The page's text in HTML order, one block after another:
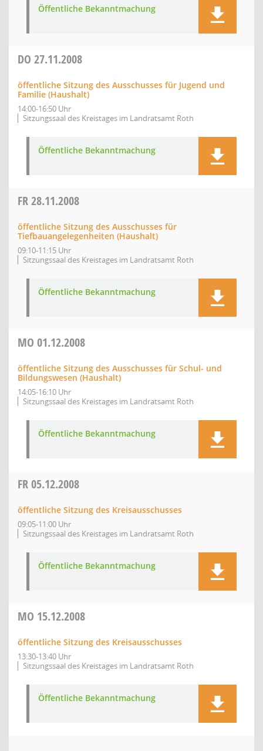
Öffentliche Bekanntmachung
DO 27.11.2008
öffentliche Sitzung des Ausschusses für Jugend und
Familie (Haushalt)
14:00-16:50 Uhr
Sitzungssaal des Kreistages im Landratsamt Roth
Öffentliche Bekanntmachung
FR28.11.2008
öffentliche Sitzung des Ausschusses für
Tiefbauangelegenheiten (Haushalt)
09:10-11:15 Uhr
Sitzungssaal des Kreistages im Landratsamt Roth
Öffentliche Bekanntmachung
MO 01.12.2008
öffentliche Sitzung des Ausschusses für Schul- und
Bildungswesen (Haushalt)
14:05-16:10 Uhr
Sitzungssaal des Kreistages im Landratsamt Roth
Öffentliche Bekanntmachung
FR05.12.2008
öffentliche Sitzung des Kreisausschusses
09:05-11:00 Uhr
Sitzungssaal des Kreistages im Landratsamt Roth
Öffentliche Bekanntmachung
MO 15.12.2008
öffentliche Sitzung des Kreisausschusses
13:30-13:40 Uhr
Sitzungssaal des Kreistages im Landratsamt Roth
Öffentliche Bekanntmachung